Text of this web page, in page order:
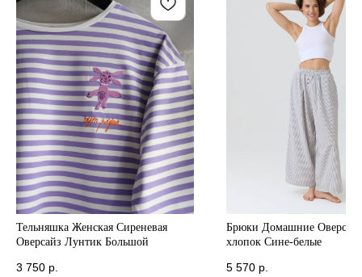
Тельняшка Женская Сиреневая
Оверсайз Лунтик Большой
3 750 р.
Брюки Домашние
хлопок Сине-белые
5 570 р.